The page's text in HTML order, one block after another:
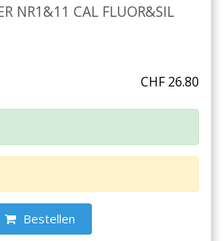
NR1&11 CAL FLUOR&SIL
CHF 26.80
Bestellen